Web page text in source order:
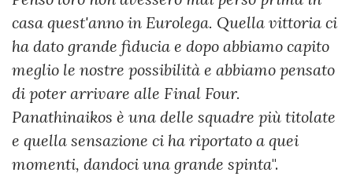
casa quest'anno in Eurolega. Quella vittoria ci
ha dato grande fiducia e dopo abbiamo capito
meglio le nostre possibilità e abbiamo pensato
di poter arrivare alle Final Four.
Panathinaikos è una delle squadre più titolate
e quella sensazione ci ha riportato a quei
momenti, dandoci una grande spinta".